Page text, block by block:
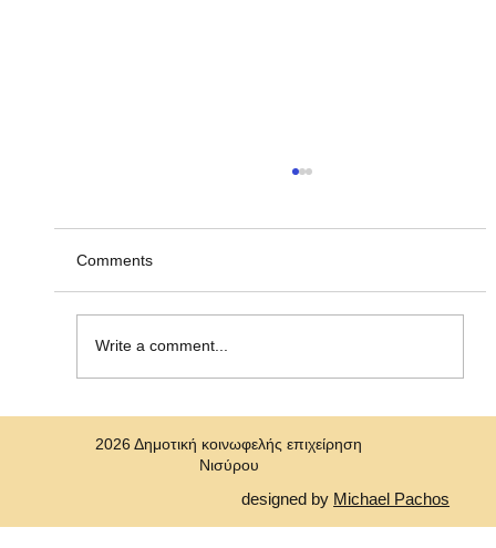
"Σύμβασης Εργασίας Ορισμένου Χρόνου"
Η Δημοτική Κοινωφελής Επιχείρηση Νισύρου
Comments
Write a comment...
designed by Michael Pachos
2026 Δημοτική κοινωφελής επιχείρηση
Νισύρου